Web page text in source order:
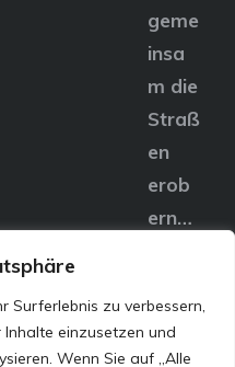
Surferlebnis zu verbessern,
einzusetzen und
Wenn Sie auf „Alle
geme
insa
m die
Straß
en
erob
ern…